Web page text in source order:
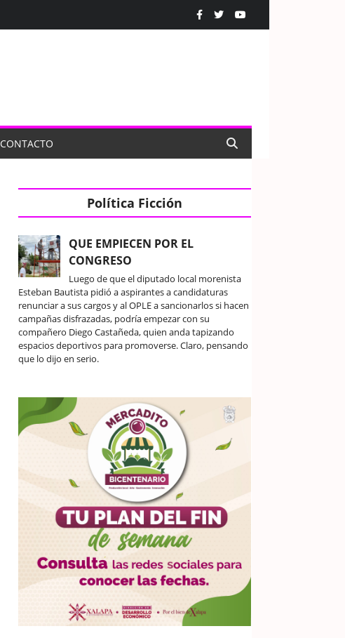
CONTACTO
Política Ficción
QUE EMPIECEN POR EL
CONGRESO
Luego de que el diputado local morenista
Esteban Bautista pidió a aspirantes a candidaturas
renunciar a sus cargos y al OPLE a sancionarlos si hacen
campañas disfrazadas, podría empezar con su
compañero Diego Castañeda, quien anda tapizando
espacios deportivos para promoverse. Claro, pensando
que lo dijo en serio.